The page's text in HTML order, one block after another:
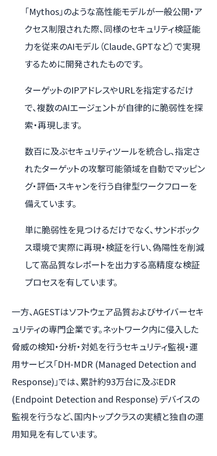
「Mythos」のような高性能モデルが一般公開・ア
クセス制限された際、同様のセキュリティ検証能
力を従来のAIモデル（Claude、GPTなど）で実現
するために開発されたものです。
ターゲットのIPアドレスやURLを指定するだけ
で、複数のAIエージェントが自律的に脆弱性を探
索・再現します。
数百に及ぶセキュリティツールを統合し、指定さ
れたターゲットの攻撃可能領域を自動でマッピン
グ・評価・スキャンを行う自律型ワークフローを
備えています。
単に脆弱性を見つけるだけでなく、サンドボック
ス環境で実際に再現・検証を行い、偽陽性を削減
して高品質なレポートを出力する高精度な検証
プロセスを有しています。
一方、AGESTはソフトウェア品質およびサイバーセキ
ュリティの専門企業です。ネットワーク内に侵入した
脅威の検知・分析・対処を行うセキュリティ監視・運
用サービス「DH-MDR (Managed Detection and
Response)」では、累計約93万台に及ぶEDR
(Endpoint Detection and Response) デバイスの
監視を行うなど、国内トップクラスの実績と独自の運
用知見を有しています。